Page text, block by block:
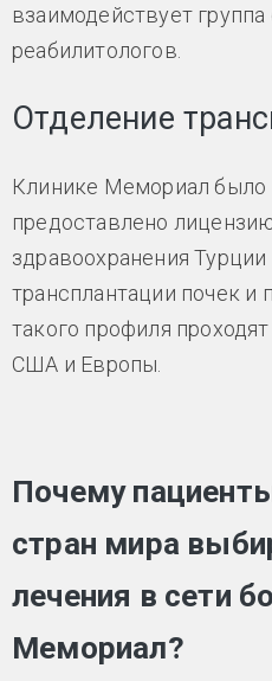
взаимодействует
реабилитологов.
Отделение
Клинике Мемориал было
предоставлено
здравоохранения
трансплантации почек и
такого профиля
США и Европы.
Почему
стран мира
лечения в сети
Мемориал?